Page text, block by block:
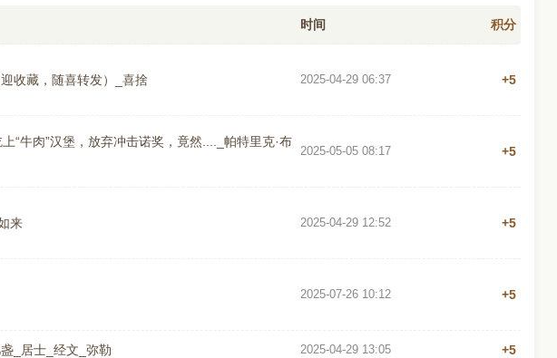
时间 积分
收藏，随喜转发）_喜捨 2025-04-29 06:37 +5
“牛肉”汉堡，放弃冲击诺奖，竟然...._帕特里克·布
2025-05-05 08:17 +5
来 2025-04-29 12:52 +5
2025-07-26 10:12 +5
_居士_经文_弥勒 2025-04-29 13:05 +5